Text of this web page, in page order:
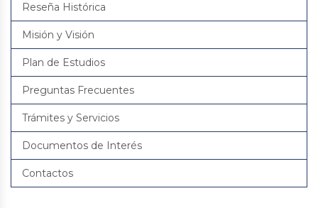
Reseña Histórica
Misión y Visión
Plan de Estudios
Preguntas Frecuentes
Trámites y Servicios
Documentos de Interés
Contactos